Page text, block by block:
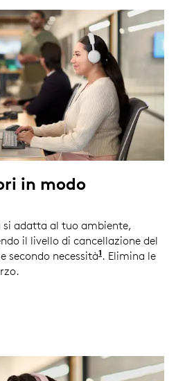
in modo
si adatta al tuo ambiente,
il livello di cancellazione del
secondo necessità1 Abilita la
. Elimina le